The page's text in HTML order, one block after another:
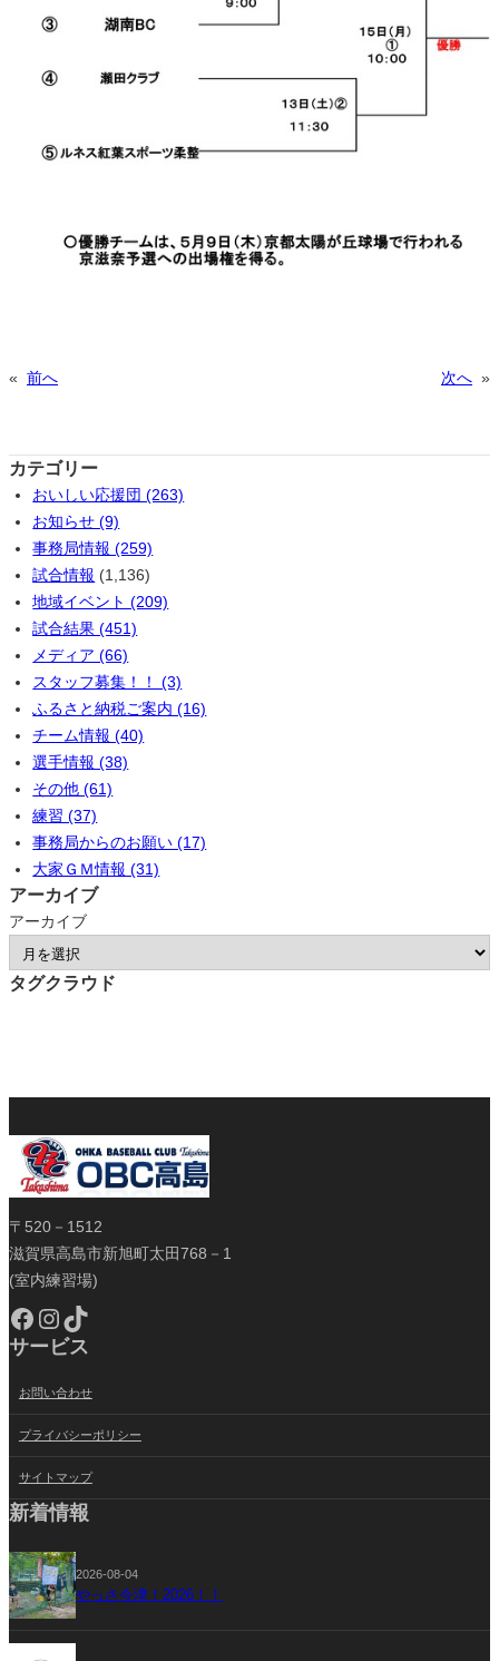
« 前へ 次へ »
カテゴリー
おいしい応援団 (263)
お知らせ (9)
事務局情報 (259)
試合情報 (1,136)
地域イベント (209)
試合結果 (451)
メディア (66)
スタッフ募集！！ (3)
ふるさと納税ご案内 (16)
チーム情報 (40)
選手情報 (38)
その他 (61)
練習 (37)
事務局からのお願い (17)
大家ＧＭ情報 (31)
アーカイブ
アーカイブ
タグクラウド
〒520－1512
滋賀県高島市新旭町太田768－1
(室内練習場)
Facebook Instagram TikTok
サービス
お問い合わせ
プライバシーポリシー
サイトマップ
新着情報
2026-08-04
やっさ今津！2026！！